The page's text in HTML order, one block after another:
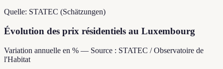
Quelle: STATEC (Schätzungen)
Évolution des prix résidentiels au Luxembourg
Variation annuelle en % — Source : STATEC / Observatoire de
l'Habitat